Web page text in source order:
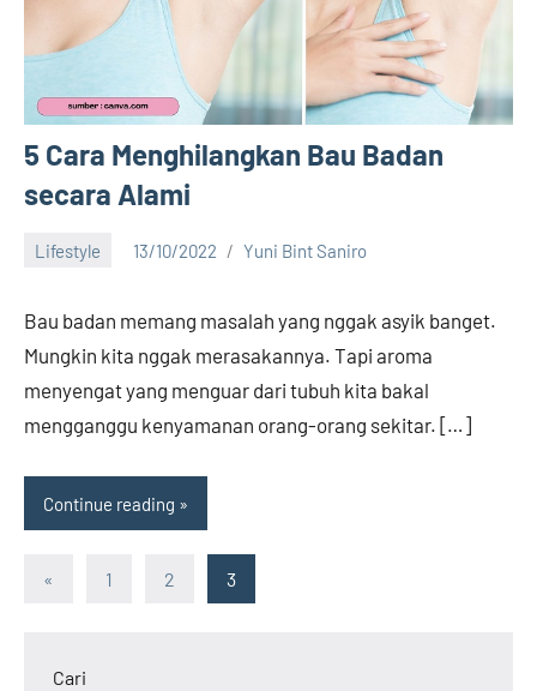
5 Cara Menghilangkan Bau Badan
secara Alami
Lifestyle 13/10/2022 Yuni Bint Saniro
Bau badan memang masalah yang nggak asyik banget.
Mungkin kita nggak merasakannya. Tapi aroma
menyengat yang menguar dari tubuh kita bakal
mengganggu kenyamanan orang-orang sekitar. […]
Continue reading
Paginasi
« Previous
1 2 3
Cari